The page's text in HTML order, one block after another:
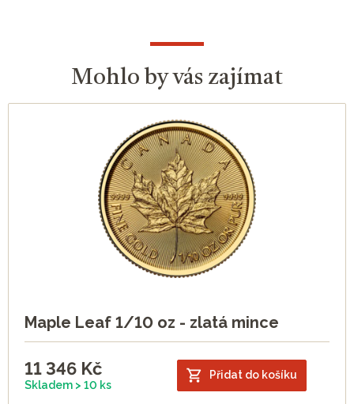
Mohlo by vás zajímat
Maple Leaf 1/10 oz - zlatá mince
11 346 Kč
Skladem > 10 ks
Přidat do košíku